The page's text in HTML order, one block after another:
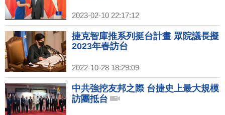
2023-02-10 22:17:12
捷克智庫推系列挺台計畫 眾院議長擬
2023年春訪台
2022-10-28 18:29:09
中共強挖友邦之際 台捷史上最大規模
訪團抵台